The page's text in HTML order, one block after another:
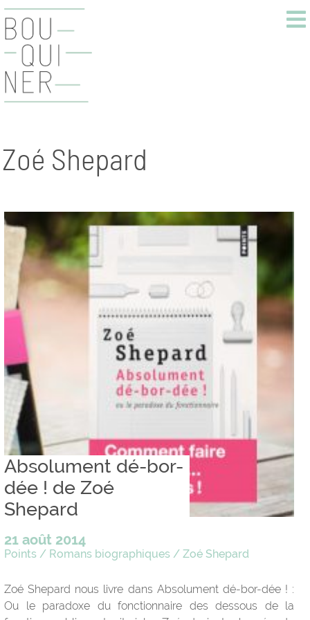
Zoé Shepard
Absolument dé-bor-
dée ! de Zoé
Shepard
21 août 2014
Points / Romans biographiques / Zoé Shepard
Zoé Shepard nous livre dans Absolument dé-bor-dée ! :
Ou le paradoxe du fonctionnaire des dessous de la